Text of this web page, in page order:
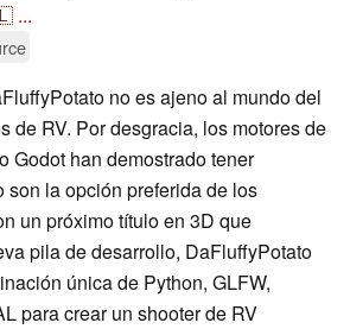
...
no es ajeno al mundo del
de RV. Por desgracia, los motores de
Godot han demostrado tener
son la opción preferida de los
un próximo título en 3D que
pila de desarrollo, DaFluffyPotato
única de Python, GLFW,
para crear un shooter de RV